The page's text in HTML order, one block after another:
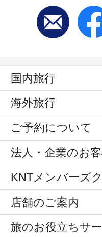
国内旅行
海外旅行
ご予約について
法人・企業のお
KNTメンバーズ
店舗のご案内
旅のお役立ちサ